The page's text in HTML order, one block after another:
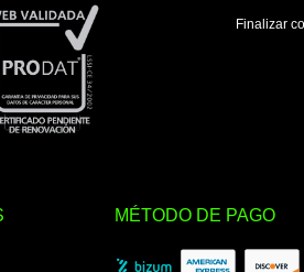
Finalizar
MÉTODO DE PAGO